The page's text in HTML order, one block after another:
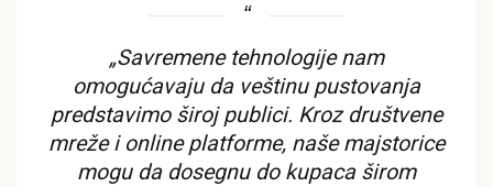
„Savremene tehnologije nam
omogućavaju da veštinu pustovanja
predstavimo široj publici. Kroz društvene
mreže i online platforme, naše majstorice
mogu da dosegnu do kupaca širom